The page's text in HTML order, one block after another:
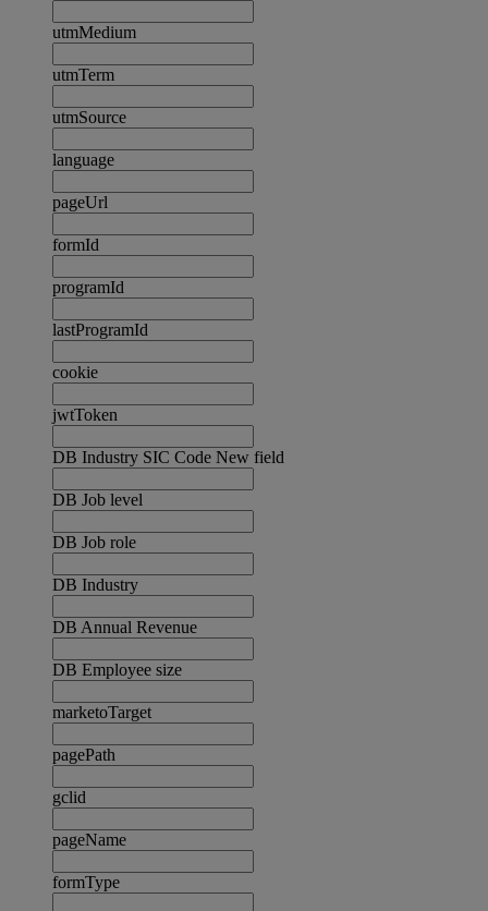
utmMedium
utmTerm
utmSource
language
pageUrl
formId
programId
lastProgramId
cookie
jwtToken
DB Industry SIC Code New field
DB Job level
DB Job role
DB Industry
DB Annual Revenue
DB Employee size
marketoTarget
pagePath
gclid
pageName
formType